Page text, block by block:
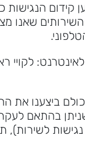
קידום
שאנו
לקויי
ביצענו
בהתאם